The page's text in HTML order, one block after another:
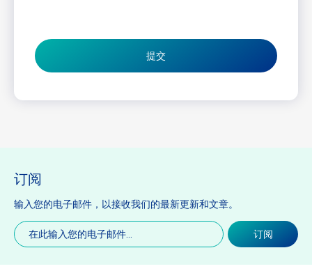
提交
订阅
输入您的电子邮件，以接收我们的最新更新和文章。
电
子
邮
件
订阅